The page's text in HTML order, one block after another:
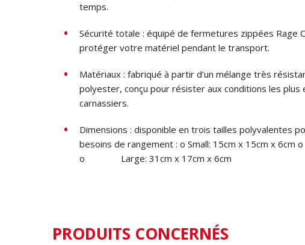
temps.
Sécurité totale : équipé de fermetures zippées Rage
protéger votre matériel pendant le transport.
Matériaux : fabriqué à partir d’un mélange très
polyester, conçu pour résister aux conditions les plus
carnassiers.
Dimensions : disponible en trois tailles polyvalentes
besoins de rangement : o Small: 15cm x 15cm x 6cm o
o
Large: 31cm x 17cm x 6cm
PRODUITS CONCERNÉS